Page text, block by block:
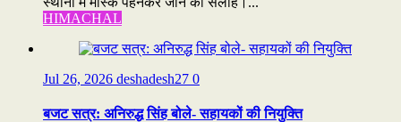
HIMACHAL
Jul 26, 2026 deshadesh27 0
बजट सत्र: अनिरुद्ध सिंह बोले- सहायकों की नियुक्ति